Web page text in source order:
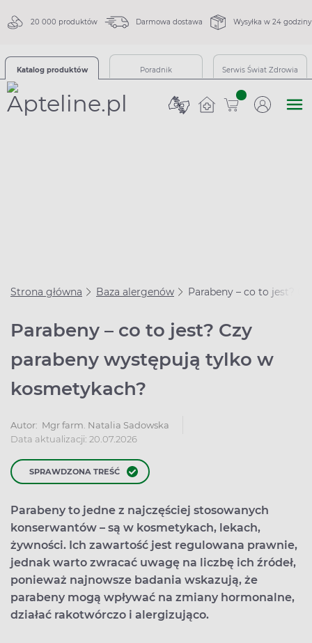
20 000 produktów Darmowa dostawa Wysyłka w 24 godziny
Katalog produktów Poradnik Serwis Świat Zdrowia
sztuk
Strona główna Baza alergenów Parabeny – co to jest?
Parabeny – co to jest? Czy
parabeny występują tylko w
kosmetykach?
Autor: Mgr farm. Natalia Sadowska
Data aktualizacji: 20.07.2026
SPRAWDZONA TREŚĆ
Parabeny to jedne z najczęściej stosowanych
konserwantów – są w kosmetykach, lekach,
żywności. Ich zawartość jest regulowana prawnie,
jednak warto zwracać uwagę na liczbę ich źródeł,
ponieważ najnowsze badania wskazują, że
parabeny mogą wpływać na zmiany hormonalne,
działać rakotwórczo i alergizująco.